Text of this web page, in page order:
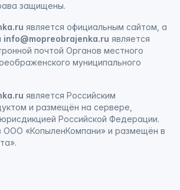
защищены.
является официальным сайтом, а
info@mopreobrajenka.ru является
почтой Органов местного
муниципального
является Российским
и размещён на сервере,
Российской Федерации.
ООО «КопыленКомпани» и размещён в